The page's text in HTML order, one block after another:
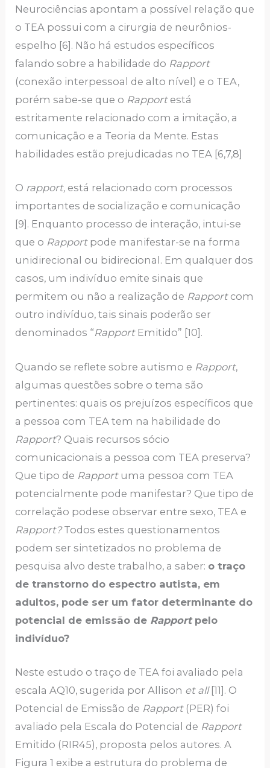
Neurociências apontam a possível relação que
o TEA possui com a cirurgia de neurônios-
espelho [6]. Não há estudos específicos
falando sobre a habilidade do Rapport
(conexão interpessoal de alto nível) e o TEA,
porém sabe-se que o Rapportestá
estritamente relacionado com a imitação, a
comunicação e a Teoria da Mente. Estas
habilidades estão prejudicadas no TEA [6,7,8]
O rapport, está relacionado com processos
importantes de socialização e comunicação
[9]. Enquanto processo de interação, intui-se
que o Rapportpode manifestar-se na forma
unidirecional ou bidirecional. Em qualquer dos
casos, um indivíduo emite sinais que
permitem ou não a realização de Rapportcom
outro indivíduo, tais sinais poderão ser
denominados “RapportEmitido” [10].
Quando se reflete sobre autismo e Rapport,
algumas questões sobre o tema são
pertinentes: quais os prejuízos específicos que
a pessoa com TEA tem na habilidade do
Rapport? Quais recursos sócio
comunicacionais a pessoa com TEA preserva?
Que tipo de Rapport uma pessoa com TEA
potencialmente pode manifestar? Que tipo de
correlação podese observar entre sexo, TEA e
Rapport?Todos estes questionamentos
podem ser sintetizados no problema de
pesquisa alvo deste trabalho, a saber: o traço
de transtorno do espectro autista, em
adultos, pode ser um fator determinante do
potencial de emissão de Rapportpelo
indivíduo?
Neste estudo o traço de TEA foi avaliado pela
escala AQ10, sugerida por Allison et all[11]. O
Potencial de Emissão de Rapport(PER) foi
avaliado pela Escala do Potencial de Rapport
Emitido (RIR45), proposta pelos autores. A
Figura 1 exibe a estrutura do problema de